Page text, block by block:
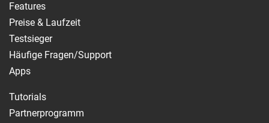
Features
Preise & Laufzeit
Testsieger
Häufige Fragen/Support
Apps
Tutorials
Partnerprogramm